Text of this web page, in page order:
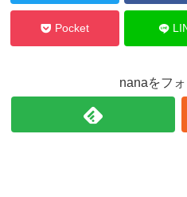
Pocket
nanaをフ